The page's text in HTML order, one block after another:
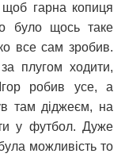
щоб гарна копиця
було щось таке
все сам зробив.
плугом ходити,
робив усе, а
там діджеєм, на
у футбол. Дуже
можливість то